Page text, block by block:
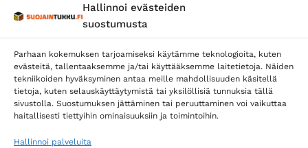
Hallinnoi evästeiden
suostumusta
Parhaan kokemuksen tarjoamiseksi käytämme teknologioita, kuten
evästeitä, tallentaaksemme ja/tai käyttääksemme laitetietoja. Näiden
tekniikoiden hyväksyminen antaa meille mahdollisuuden käsitellä
tietoja, kuten selauskäyttäytymistä tai yksilöllisiä tunnuksia tällä
sivustolla. Suostumuksen jättäminen tai peruuttaminen voi vaikuttaa
haitallisesti tiettyihin ominaisuuksiin ja toimintoihin.
Hallinnoi palveluita
Posti
Postnord
Tilaa uutiskirje ja saat erikoisalennuksia